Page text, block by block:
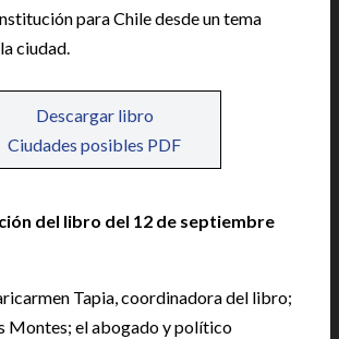
para Chile desde un tema
ciudad.
Descargar libro
Ciudades posibles PDF
del libro del 12 de septiembre
Tapia, coordinadora del libro;
Montes; el abogado y político